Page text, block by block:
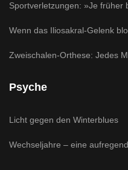
Sportverletzungen: »Je früher
Wenn das Iliosakral-Gelenk
Zweischalen-Orthese: Jedes
Psyche
Licht gegen den Winterblues
Wechseljahre – eine